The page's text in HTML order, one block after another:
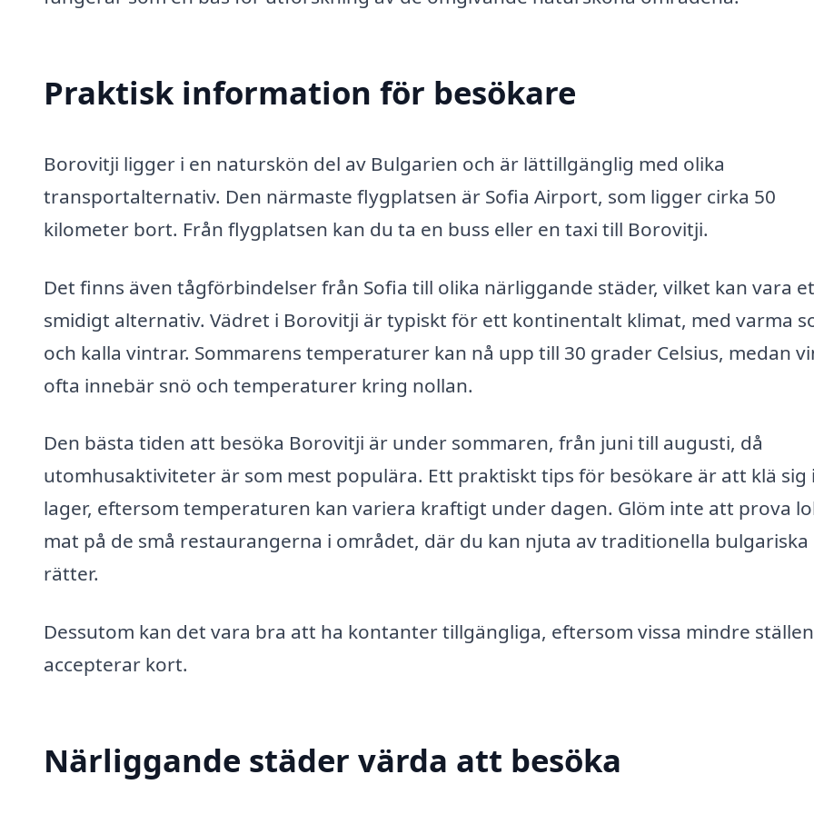
Praktisk information för besökare
Borovitji ligger i en naturskön del av Bulgarien och är lättillgänglig med olika
transportalternativ. Den närmaste flygplatsen är Sofia Airport, som ligger cirka 50
kilometer bort. Från flygplatsen kan du ta en buss eller en taxi till Borovitji.
Det finns även tågförbindelser från Sofia till olika närliggande städer, vilket kan vara
smidigt alternativ. Vädret i Borovitji är typiskt för ett kontinentalt klimat, med varma
och kalla vintrar. Sommarens temperaturer kan nå upp till 30 grader Celsius, medan
ofta innebär snö och temperaturer kring nollan.
Den bästa tiden att besöka Borovitji är under sommaren, från juni till augusti, då
utomhusaktiviteter är som mest populära. Ett praktiskt tips för besökare är att klä sig i
lager, eftersom temperaturen kan variera kraftigt under dagen. Glöm inte att prova
mat på de små restaurangerna i området, där du kan njuta av traditionella bulgariska
rätter.
Dessutom kan det vara bra att ha kontanter tillgängliga, eftersom vissa mindre
accepterar kort.
Närliggande städer värda att besöka